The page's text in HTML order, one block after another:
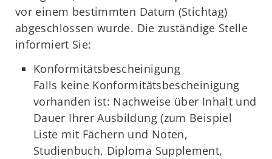
vor einem bestimmten Datum (Stichtag)
abgeschlossen wurde. Die zuständige Stelle
informiert Sie:
Konformitätsbescheinigung
Falls keine Konformitätsbescheinigung
vorhanden ist: Nachweise über Inhalt und
Dauer Ihrer Ausbildung (zum Beispiel
Liste mit Fächern und Noten,
Studienbuch, Diploma Supplement,